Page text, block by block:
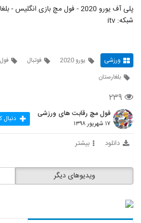
شبکه: itv
ورزشی یورو 2020 فوتبال
بلغارستان
۲۳۹
فول مچ رقابت های ورزشی
۱۷ شهریور ۱۳۹۸ دنبال
دانلود بیشتر
ویدیوهای دیگر